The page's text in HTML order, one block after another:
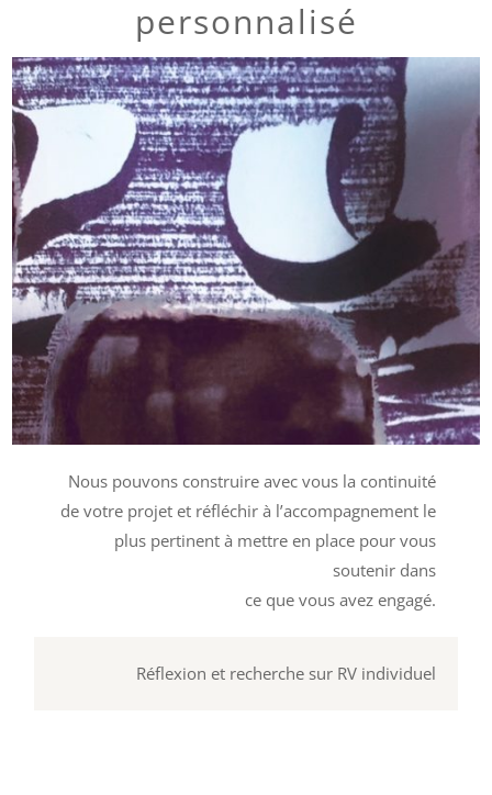
personnalisé
Nous pouvons construire avec vous la continuité
de votre projet et réfléchir à l’accompagnement le
plus pertinent à mettre en place pour vous
soutenir dans
ce que vous avez engagé.
Réflexion et recherche sur RV individuel